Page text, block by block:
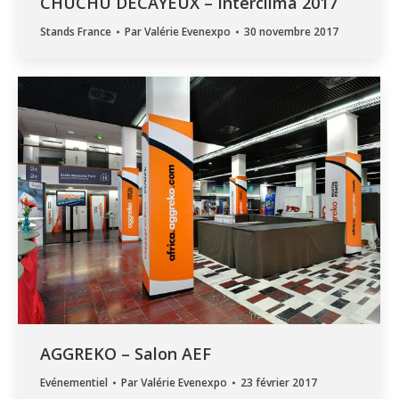
Stands France ParValérie Evenexpo 30 novembre 2017
AGGREKO – Salon AEF
Evénementiel ParValérie Evenexpo 23 février 2017